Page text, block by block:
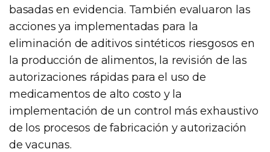
basadas en evidencia. También evaluaron las
acciones ya implementadas para la
eliminación de aditivos sintéticos riesgosos en
la producción de alimentos, la revisión de las
autorizaciones rápidas para el uso de
medicamentos de alto costo y la
implementación de un control más exhaustivo
de los procesos de fabricación y autorización
de vacunas.